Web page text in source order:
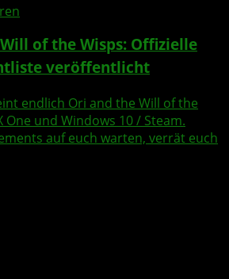
of the Wisps: Offizielle
veröffentlicht
endlich Ori and the Will of the
One und Windows 10 / Steam.
auf euch warten, verrät euch